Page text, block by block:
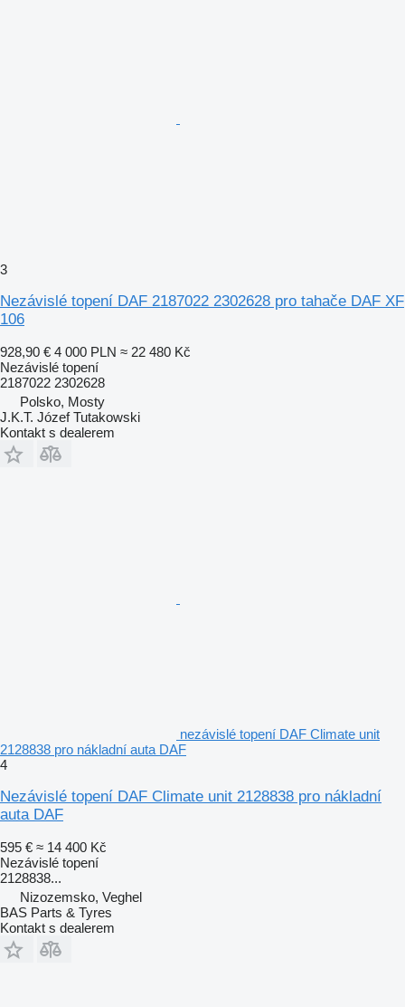
3
Nezávislé topení DAF 2187022 2302628 pro tahače DAF XF
106
928,90 € 4 000 PLN ≈ 22 480 Kč
Nezávislé topení
2187022 2302628
Polsko, Mosty
J.K.T. Józef Tutakowski
Kontakt s dealerem
nezávislé topení DAF Climate unit
2128838 pro nákladní auta DAF
4
Nezávislé topení DAF Climate unit 2128838 pro nákladní
auta DAF
595 € ≈ 14 400 Kč
Nezávislé topení
2128838...
Nizozemsko, Veghel
BAS Parts & Tyres
Kontakt s dealerem